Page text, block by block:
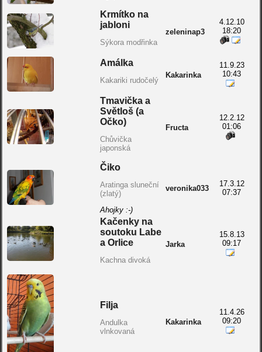
Krmítko na
jabloni
Sýkora modřinka
zeleninap3
4.12.10
18:20
Amálka
Kakariki rudočelý
Kakarinka
11.9.23
10:43
Tmavička a
Světloš (a
Očko)
Chůvička
japonská
Fructa
12.2.12
01:06
Čiko
Aratinga sluneční
(zlatý)
Ahojky :-)
veronika033
17.3.12
07:37
Kačenky na
soutoku Labe
a Orlice
Kachna divoká
Jarka
15.8.13
09:17
Filja
Andulka
vlnkovaná
Kakarinka
11.4.26
09:20